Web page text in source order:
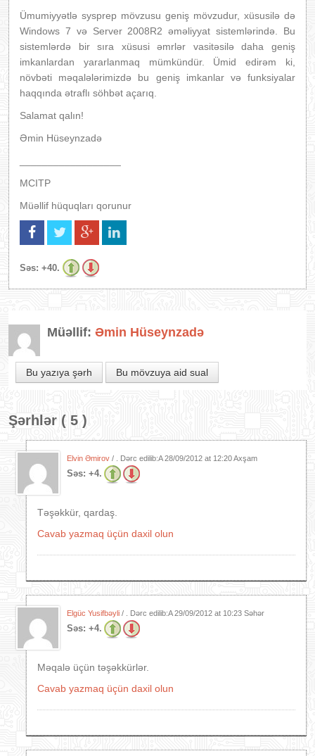
Ümumiyyətlə sysprep mövzusu geniş mövzudur, xüsusilə də
Windows 7 və Server 2008R2 əməliyyat sistemlərində. Bu
sistemlərdə bir sıra xüsusi əmrlər vasitəsilə daha geniş
imkanlardan yararlanmaq mümkündür. Ümid edirəm ki,
növbəti məqalələrimizdə bu geniş imkanlar və funksiyalar
haqqında ətraflı söhbət açarıq.
Salamat qalın!
Əmin Hüseynzadə
MCITP
Müəllif hüquqları qorunur
Səs: +40.
Müəllif: Əmin Hüseynzadə
Bu yazıya şərh Bu mövzuya aid sual
Şərhlər ( 5 )
Elvin Əmirov / . Dərc edilib:A28/09/2012 at 12:20 Axşam
Səs: +4.
Təşəkkür, qardaş.
Cavab yazmaq üçün daxil olun
Elgüc Yusifbəyli / . Dərc edilib:A29/09/2012 at 10:23 Səhər
Səs: +4.
Məqalə üçün təşəkkürlər.
Cavab yazmaq üçün daxil olun